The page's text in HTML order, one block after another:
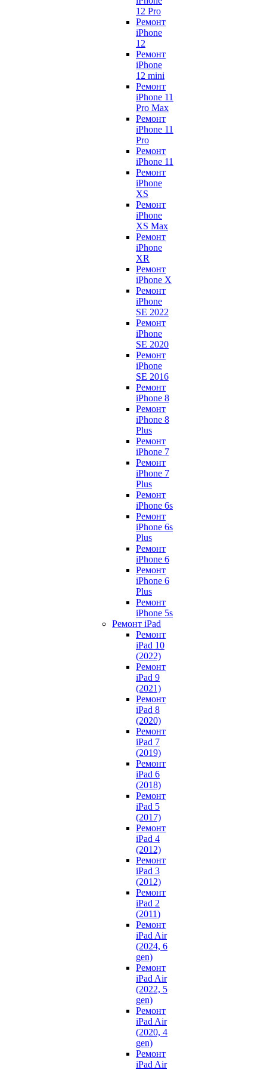
12 Pro
Ремонт
iPhone
12
Ремонт
iPhone
12 mini
Ремонт
iPhone 11
Pro Max
Ремонт
iPhone 11
Pro
Ремонт
iPhone 11
Ремонт
iPhone
XS
Ремонт
iPhone
XS Max
Ремонт
iPhone
XR
Ремонт
iPhone X
Ремонт
iPhone
SE 2022
Ремонт
iPhone
SE 2020
Ремонт
iPhone
SE 2016
Ремонт
iPhone 8
Ремонт
iPhone 8
Plus
Ремонт
iPhone 7
Ремонт
iPhone 7
Plus
Ремонт
iPhone 6s
Ремонт
iPhone 6s
Plus
Ремонт
iPhone 6
Ремонт
iPhone 6
Plus
Ремонт
iPhone 5s
Ремонт iPad
Ремонт
iPad 10
(2022)
Ремонт
iPad 9
(2021)
Ремонт
iPad 8
(2020)
Ремонт
iPad 7
(2019)
Ремонт
iPad 6
(2018)
Ремонт
iPad 5
(2017)
Ремонт
iPad 4
(2012)
Ремонт
iPad 3
(2012)
Ремонт
iPad 2
(2011)
Ремонт
iPad Air
(2024, 6
gen)
Ремонт
iPad Air
(2022, 5
gen)
Ремонт
iPad Air
(2020, 4
gen)
Ремонт
iPad Air